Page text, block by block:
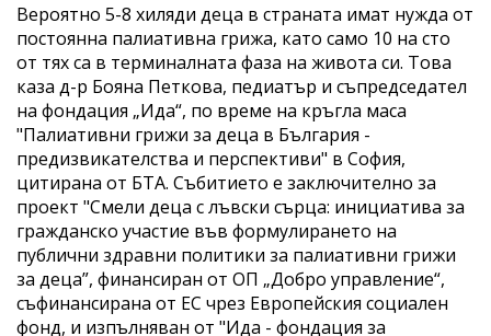
Вероятно 5-8 хиляди деца в страната имат нужда от
постоянна палиативна грижа, като само 10 на сто
от тях са в терминалната фаза на живота си. Това
каза д-р Бояна Петкова, педиатър и съпредседател
на фондация „Ида“, по време на кръгла маса
"Палиативни грижи за деца в България -
предизвикателства и перспективи" в София,
цитирана от БТА. Събитието е заключително за
проект "Смели деца с лъвски сърца: инициатива за
гражданско участие във формулирането на
публични здравни политики за палиативни грижи
за деца”, финансиран от ОП „Добро управление“,
съфинансирана от ЕС чрез Европейския социален
фонд, и изпълняван от "Ида - фондация за